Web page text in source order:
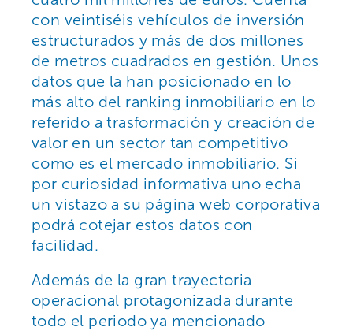
con veintiséis vehículos de inversión
estructurados y más de dos millones
de metros cuadrados en gestión. Unos
datos que la han posicionado en lo
más alto del ranking inmobiliario en lo
referido a trasformación y creación de
valor en un sector tan competitivo
como es el mercado inmobiliario. Si
por curiosidad informativa uno echa
un vistazo a su página web corporativa
podrá cotejar estos datos con
facilidad.
Además de la gran trayectoria
operacional protagonizada durante
todo el periodo ya mencionado